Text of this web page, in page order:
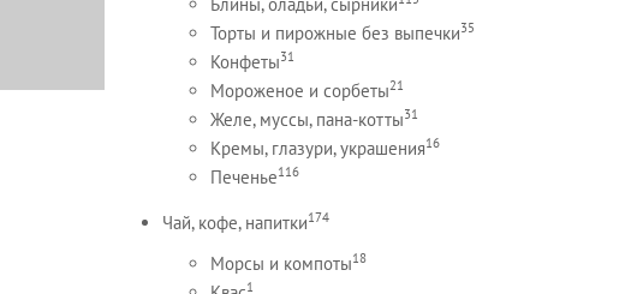
Торты и пирожные без выпечки35
Конфеты31
Мороженое и сорбеты21
Желе, муссы, пана-котты31
Кремы, глазури, украшения16
Печенье116
Чай, кофе, напитки174
Морсы и компоты18
1